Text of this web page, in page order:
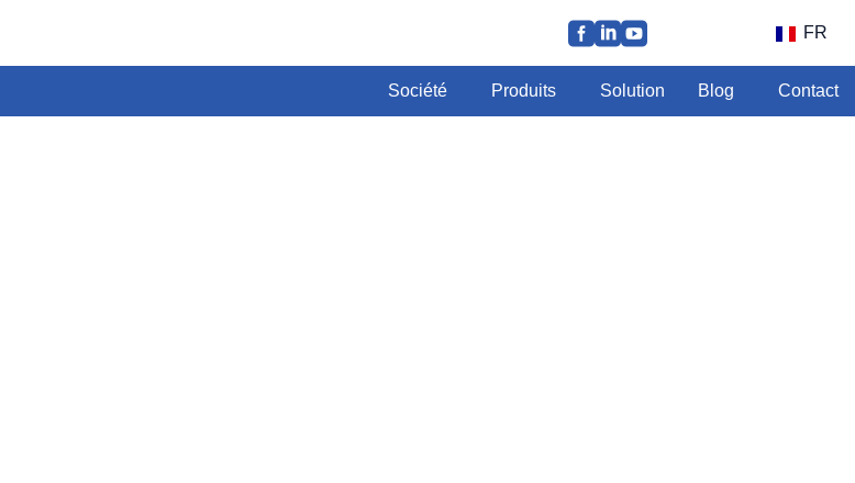
FR
Société Produits Solution Blog Contact